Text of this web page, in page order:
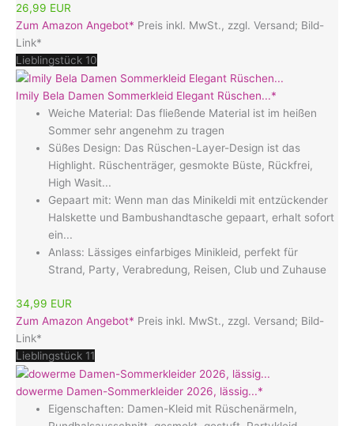
26,99 EUR
Zum Amazon Angebot* Preis inkl. MwSt., zzgl. Versand; Bild-
Link*
Lieblingstück 10
Imily Bela Damen Sommerkleid Elegant Rüschen...*
Weiche Material: Das fließende Material ist im heißen
Sommer sehr angenehm zu tragen
Süßes Design: Das Rüschen-Layer-Design ist das
Highlight. Rüschenträger, gesmokte Büste, Rückfrei,
High Wasit...
Gepaart mit: Wenn man das Minikeldi mit entzückender
Halskette und Bambushandtasche gepaart, erhalt sofort
ein...
Anlass: Lässiges einfarbiges Minikleid, perfekt für
Strand, Party, Verabredung, Reisen, Club und Zuhause
34,99 EUR
Zum Amazon Angebot* Preis inkl. MwSt., zzgl. Versand; Bild-
Link*
Lieblingstück 11
dowerme Damen-Sommerkleider 2026, lässig...*
Eigenschaften: Damen-Kleid mit Rüschenärmeln,